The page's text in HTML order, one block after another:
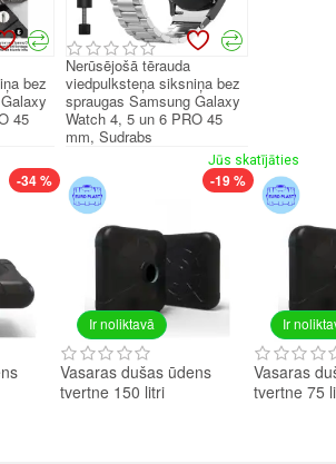
bez
45
Nerūsējošā tērauda
viedpulksteņa siksniņa bez
spraugas Samsung Galaxy
Watch 4, 5 un 6 PRO 45
mm, Sudrabs
Jūs skatījāties
-34 %
Ir noliktavā
-19 %
Vasaras dušas ūdens
tvertne 150 litri
Ir
Vasaras
tvertne 75